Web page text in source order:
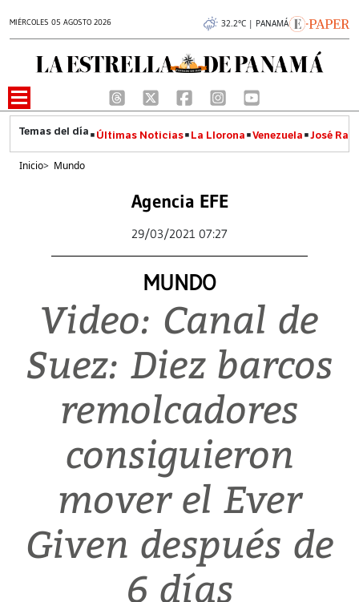
MIÉRCOLES 05 AGOSTO 2026 32.2°C | PANAMÁ
Últimas Noticias La Llorona Venezuela José
Inicio> Mundo
Agencia EFE
29/03/2021 07:27
MUNDO
Video: Canal de
Suez: Diez barcos
remolcadores
consiguieron
mover el Ever
Given después de
6 días